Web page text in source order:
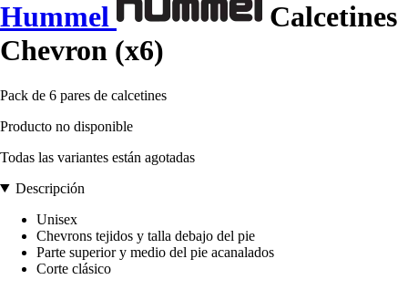
Hummel
Calcetines
Chevron (x6)
Pack de 6 pares de calcetines
Producto no disponible
Todas las variantes están agotadas
Descripción
Unisex
Chevrons tejidos y talla debajo del pie
Parte superior y medio del pie acanalados
Corte clásico